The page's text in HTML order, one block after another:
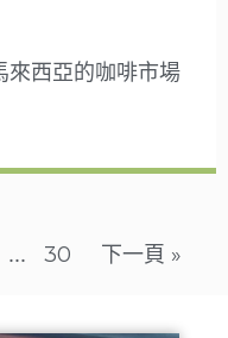
來西亞的咖啡市場
... 30 下一頁 »